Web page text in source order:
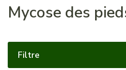
Mycose des
Filtre